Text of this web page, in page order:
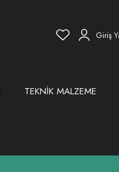
Giriş
TEKNİK MALZEME